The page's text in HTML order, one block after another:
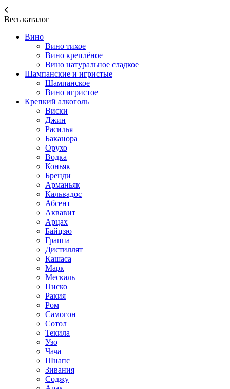
Весь каталог
Вино
Вино тихое
Вино креплёное
Вино натуральное сладкое
Шампанские и игристые
Шампанское
Вино игристое
Крепкий алкоголь
Виски
Джин
Расилья
Баканора
Орухо
Водка
Коньяк
Бренди
Арманьяк
Кальвадос
Абсент
Аквавит
Арцах
Байцзю
Граппа
Дистиллят
Кашаса
Марк
Мескаль
Писко
Ракия
Ром
Самогон
Сотол
Текила
Узо
Чача
Шнапс
Зивания
Соджу